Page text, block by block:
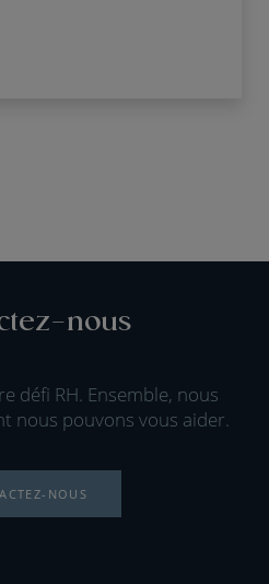
nous
défi RH. Ensemble, nous
nous pouvons vous aider.
NOUS